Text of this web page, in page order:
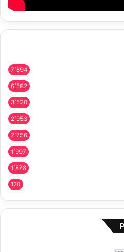
7٬894
6٬582
3٬520
2٬953
2٬756
1٬997
1٬878
120